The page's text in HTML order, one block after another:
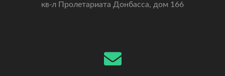
кв-л Пролетариата Донбасса, дом 166